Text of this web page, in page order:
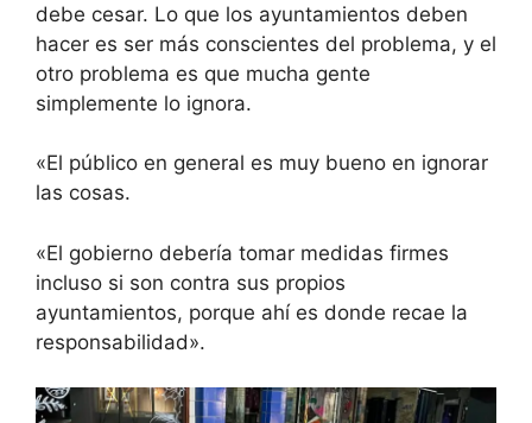
debe cesar. Lo que los ayuntamientos deben
hacer es ser más conscientes del problema, y ​​el
otro problema es que mucha gente
simplemente lo ignora.
«El público en general es muy bueno en ignorar
las cosas.
«El gobierno debería tomar medidas firmes
incluso si son contra sus propios
ayuntamientos, porque ahí es donde recae la
responsabilidad».